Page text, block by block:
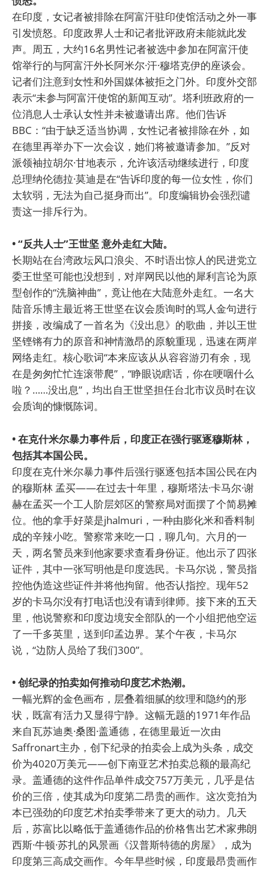
在印度，女记者被排除在阿富汗驻印使馆活动之外一事
引发愤怒。印度政界人士和记者批评政府未能就此发
声。周五，大约16名男性记者被选中参加在阿富汗使
馆举行的与阿富汗外长阿米尔·汗·穆塔克伊的座谈会。
记者们注意到女性和外国媒体被拒之门外。印度外交部
表示“未参与阿富汗使馆的新闻互动”。塔利班政府的一
位消息人士承认女性并未被邀请出席。他们告诉
BBC：“由于缺乏适当协调，女性记者被排除在外，如
在德里再举办下一次会议，她们将被邀请参加。”反对
派领袖拉胡尔·甘地表示，允许该活动继续进行，印度
总理纳伦德拉·莫迪是在“告诉印度的每一位女性，你们
太软弱，无法为自己挺身而出”。印度编辑协会强烈谴
责这一排斥行为。
• “反共人士”王世坚 意外走红大陆。
长期站在台湾政坛风口浪尖、不时语出惊人的民进党立
委王世坚可能也没想到，对岸网民以他的犀利言论为原
型创作的“洗脑神曲”，竟让他在大陆意外走红。一名大
陆音乐博主最近将王世坚在议会质询时的骂人金句进行
拼接，改编成了一首名为《没出息》的歌曲，并以王世
坚铿锵有力的原音和神情激昂的原貌重现，迅速在两岸
网络走红。核心歌词“本来应该从从容容游刃有余，现
在是匆匆忙忙连滚带爬”，“睁眼说瞎话，你在哽咽什么
啦？……没出息”，均出自王世坚担任台北市议员时在议
会质询的慷慨陈词。
• 在克什米尔暴力事件后，印度正在强行驱逐穆斯林，
包括其本国公民。
印度在克什米尔暴力事件后强行驱逐包括本国公民在内
的穆斯林 孟买——在过去十年里，穆斯塔法·卡马尔·谢
赫在孟买一个工人阶层郊区的警察局对面摆了个简易摊
位。他的拿手好菜是jhalmuri，一种由膨化米和香料制
成的辛辣小吃。警察常来吃一口，聊几句。六月的一
天，两名警员来到他家要求查看身份证。他出示了四张
证件，其中一张写明他是印度选民。卡马尔说，警员指
控他伪造这些证件并将他拘留。他否认指控。现年52
岁的卡马尔没有打电话也没有请到律师。接下来的五天
里，他说警察和印度边境安全部队的一个小组把他空运
了一千多英里，送到印孟边界。某个午夜，卡马尔
说，“边防人员给了我们300”。
• 创纪录的拍卖如何推动印度艺术热潮。
一幅光辉的金色画布，层叠着细腻的纹理和隐约的形
状，既富有活力又显得宁静。这幅无题的1971年作品
来自瓦苏迪奥·桑图·盖通德，在德里最近一次由
Saffronart主办，创下纪录的拍卖会上成为头条，成交
价为4020万美元——创下南亚艺术拍卖总额的最高纪
录。盖通德的这件作品单件成交757万美元，几乎是估
价的三倍，使其成为印度第二昂贵的画作。这次竞拍为
本已强劲的印度艺术拍卖季带来了更大的动力。几天
后，苏富比以略低于盖通德作品的价格售出艺术家弗朗
西斯·牛顿·苏扎的风景画《汉普斯特德的房屋》，成为
印度第三高成交画作。今年早些时候，印度最昂贵画作